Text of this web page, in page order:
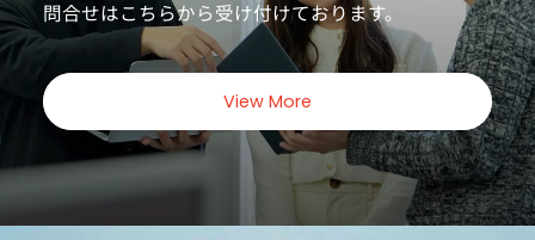
問合せはこちらから受け付けております。
View More